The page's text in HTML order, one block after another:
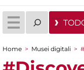
You are here
Home > Musei digitali >